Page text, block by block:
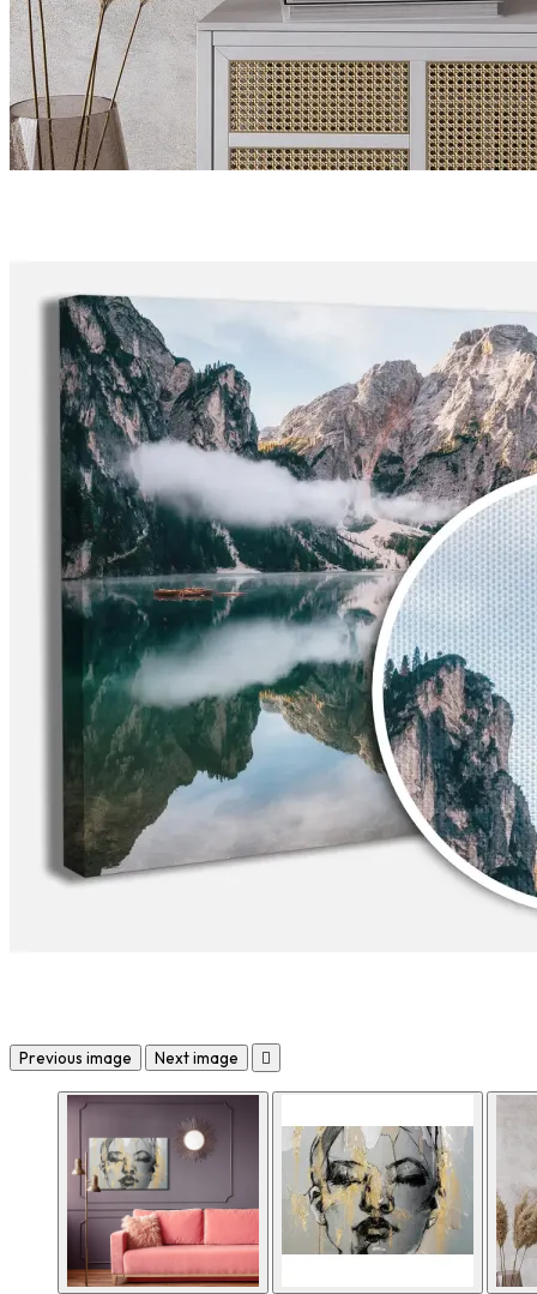
Previous image Next image 